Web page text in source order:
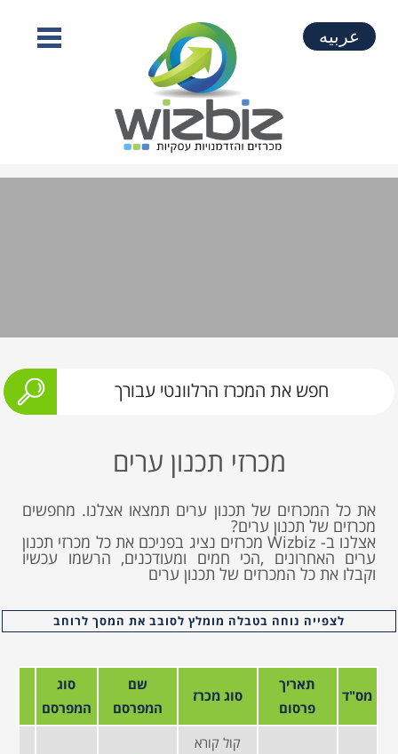
عربيه
מכרזי תכנון ערים
את כל המכרזים של תכנון ערים תמצאו אצלנו. מחפשים
מכרזים של תכנון ערים?
אצלנו ב- Wizbiz מכרזים נציג בפניכם את כל מכרזי תכנון
ערים האחרונים ,הכי חמים ומעודכנים, הרשמו עכשיו
וקבלו את כל המכרזים של תכנון ערים
לצפייה נוחה בטבלה מומלץ לסובב את המסך לרוחב
מס"ד
תאריך
פרסום
סוג מכרז
שם
המפרסם
סוג
המפרסם
קול קורא